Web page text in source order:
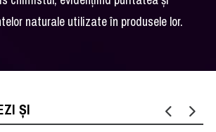
naturale utilizate în produsele lor.
ȘI